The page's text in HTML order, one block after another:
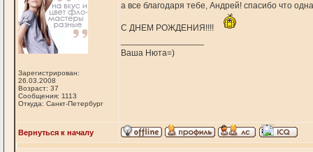
Зарегистрирован:
26.03.2008
Возраст: 37
Сообщения: 1113
Откуда: Санкт-Петербург
а все благодаря тебе, Андрей! спасибо что
С ДНЕМ РОЖДЕНИЯ!!!!
Ваша Нюта=)
Вернуться к началу